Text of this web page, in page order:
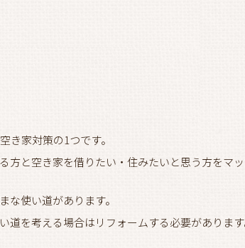
き家対策の1つです。
方と空き家を借りたい・住みたいと思う方をマッ
な使い道があります。
道を考える場合はリフォームする必要があります